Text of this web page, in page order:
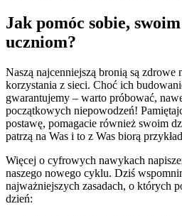
Jak pomóc sobie,
uczniom?
Naszą najcenniejszą bronią są zdrowe
korzystania z sieci. Choć ich
gwarantujemy – warto próbować,
początkowych niepowodzeń!
postawę, pomagacie również swoim
patrzą na Was i to z Was biorą
Więcej o cyfrowych nawykach
naszego nowego cyklu. Dziś
najważniejszych zasadach, o których
dzień: